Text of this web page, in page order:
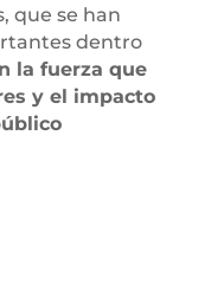
que se han
dentro
la fuerza que
y el impacto